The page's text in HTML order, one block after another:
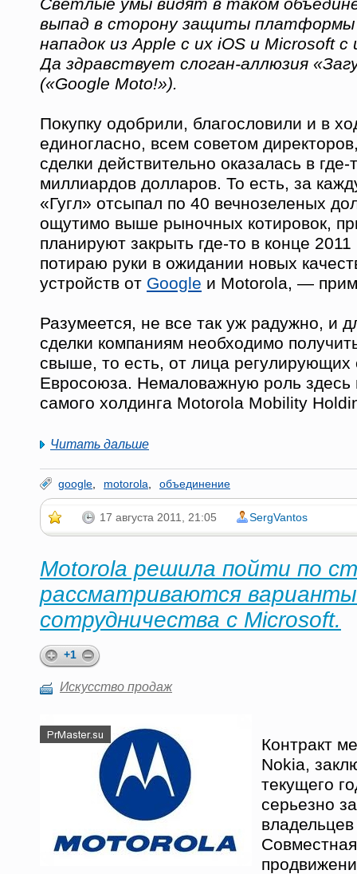
выпад в сторону защиты платформы
нападок из Apple с их iOS и Microsoft с
Да здравствует слоган-аллюзия
(«Google Moto!»).
Покупку одобрили, благословили и в
единогласно, всем советом
сделки действительно оказалась в
миллиардов долларов. То есть, за
«Гугл» отсыпал по 40 вечнозеленых
ощутимо выше рыночных котировок,
планируют закрыть где-то в конце
потираю руки в ожидании новых
устройств от Google и Motorola, —
Разумеется, не все так уж радужно, и
сделки компаниям необходимо
свыше, то есть, от лица
Евросоюза. Немаловажную роль здесь
самого холдинга Motorola Mobility
Читать дальше
google motorola объединение
17 августа 2011, 21:05 SergVantos
Motorola решила пойти по
рассматриваются варианты
сотрудничества с Microsoft.
+1
Искусство продаж
Контракт
Nokia,
текущего
серьезно